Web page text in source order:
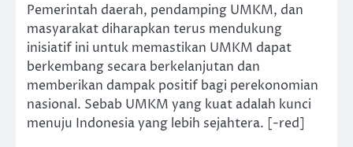
Pemerintah daerah, pendamping UMKM, dan
masyarakat diharapkan terus mendukung
inisiatif ini untuk memastikan UMKM dapat
berkembang secara berkelanjutan dan
memberikan dampak positif bagi perekonomian
nasional. Sebab UMKM yang kuat adalah kunci
menuju Indonesia yang lebih sejahtera. [-red]